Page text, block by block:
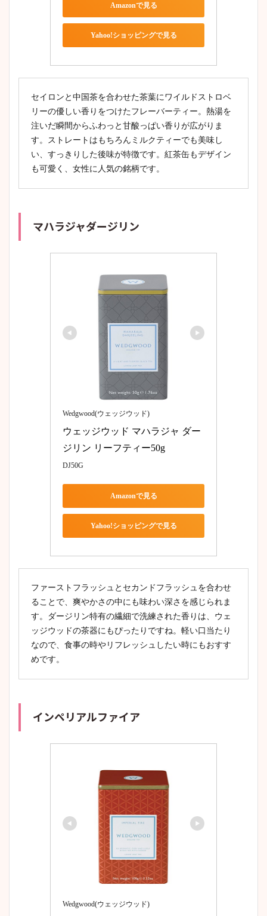
Amazonで見る
Yahoo!ショッピングで見る
セイロンと中国茶を合わせた茶葉にワイルドストロベ
リーの優しい香りをつけたフレーバーティー。熱湯を
注いだ瞬間からふわっと甘酸っぱい香りが広がりま
す。ストレートはもちろんミルクティーでも美味し
い、すっきりした後味が特徴です。紅茶缶もデザイン
も可愛く、女性に人気の銘柄です。
マハラジャダージリン
Wedgwood(ウェッジウッド)
ウェッジウッド マハラジャ ダー
ジリン リーフティー50g
DJ50G
Amazonで見る
Yahoo!ショッピングで見る
ファーストフラッシュとセカンドフラッシュを合わせ
ることで、爽やかさの中にも味わい深さを感じられま
す。ダージリン特有の繊細で洗練された香りは、ウェ
ッジウッドの茶器にもぴったりですね。軽い口当たり
なので、食事の時やリフレッシュしたい時にもおすす
めです。
インペリアルファイア
Wedgwood(ウェッジウッド)